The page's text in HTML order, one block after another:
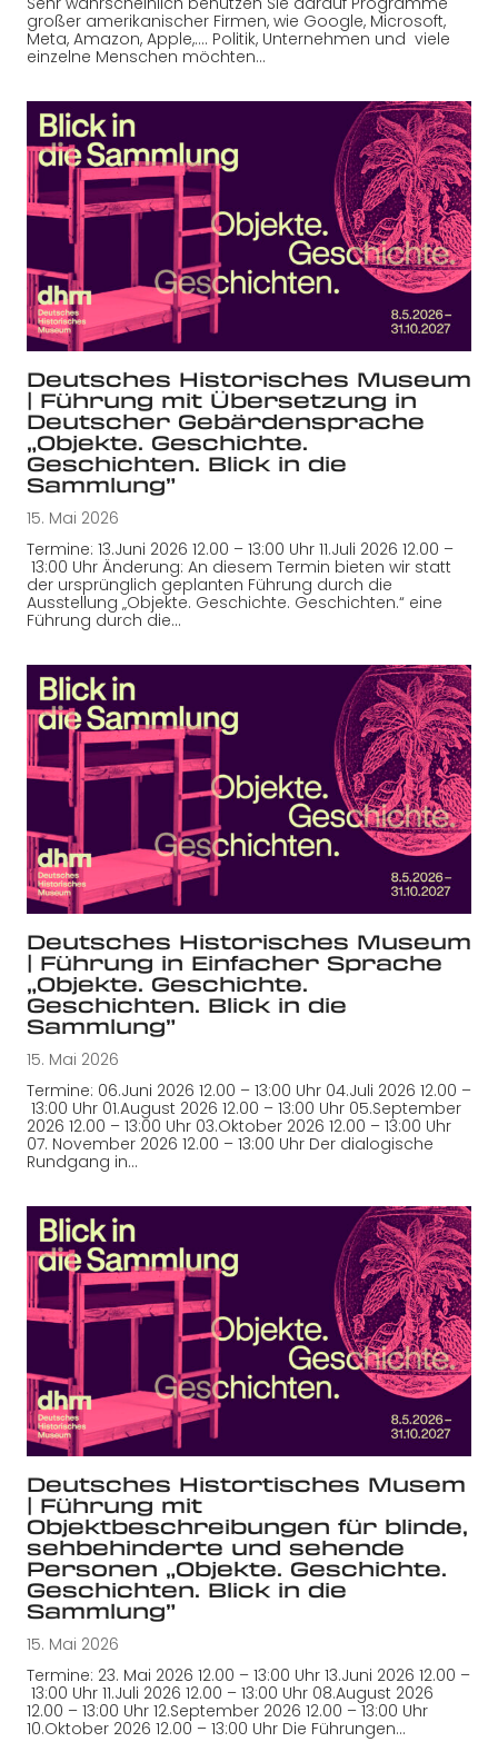
großer amerikanischer Firmen, wie Google, Microsoft,
Meta, Amazon, Apple,…. Politik, Unternehmen und viele
einzelne Menschen möchten…
Deutsches Historisches Museum
| Führung mit Übersetzung in
Deutscher Gebärdensprache
„Objekte. Geschichte.
Geschichten. Blick in die
Sammlung”
15. Mai 2026
Termine: 13.Juni 2026 12.00 – 13:00 Uhr 11.Juli 2026 12.00 –
13:00 Uhr Änderung: An diesem Termin bieten wir statt
der ursprünglich geplanten Führung durch die
Ausstellung „Objekte. Geschichte. Geschichten.“ eine
Führung durch die…
Deutsches Historisches Museum
| Führung in Einfacher Sprache
„Objekte. Geschichte.
Geschichten. Blick in die
Sammlung”
15. Mai 2026
Termine: 06.Juni 2026 12.00 – 13:00 Uhr 04.Juli 2026 12.00 –
13:00 Uhr 01.August 2026 12.00 – 13:00 Uhr 05.September
2026 12.00 – 13:00 Uhr 03.Oktober 2026 12.00 – 13:00 Uhr
07. November 2026 12.00 – 13:00 Uhr Der dialogische
Rundgang in…
Deutsches Histortisches Musem
| Führung mit
Objektbeschreibungen für blinde,
sehbehinderte und sehende
Personen „Objekte. Geschichte.
Geschichten. Blick in die
Sammlung”
15. Mai 2026
Termine: 23. Mai 2026 12.00 – 13:00 Uhr 13.Juni 2026 12.00 –
13:00 Uhr 11.Juli 2026 12.00 – 13:00 Uhr 08.August 2026
12.00 – 13:00 Uhr 12.September 2026 12.00 – 13:00 Uhr
10.Oktober 2026 12.00 – 13:00 Uhr Die Führungen…